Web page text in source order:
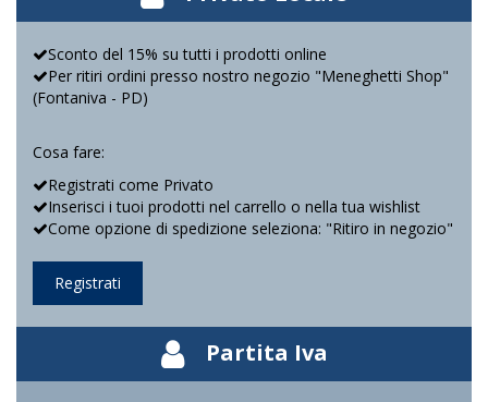
Sconto del 15% su tutti i prodotti online
Per ritiri ordini presso nostro negozio "Meneghetti Shop"
(Fontaniva - PD)
Cosa fare:
Registrati come Privato
Inserisci i tuoi prodotti nel carrello o nella tua wishlist
Come opzione di spedizione seleziona: "Ritiro in negozio"
Registrati
Partita Iva